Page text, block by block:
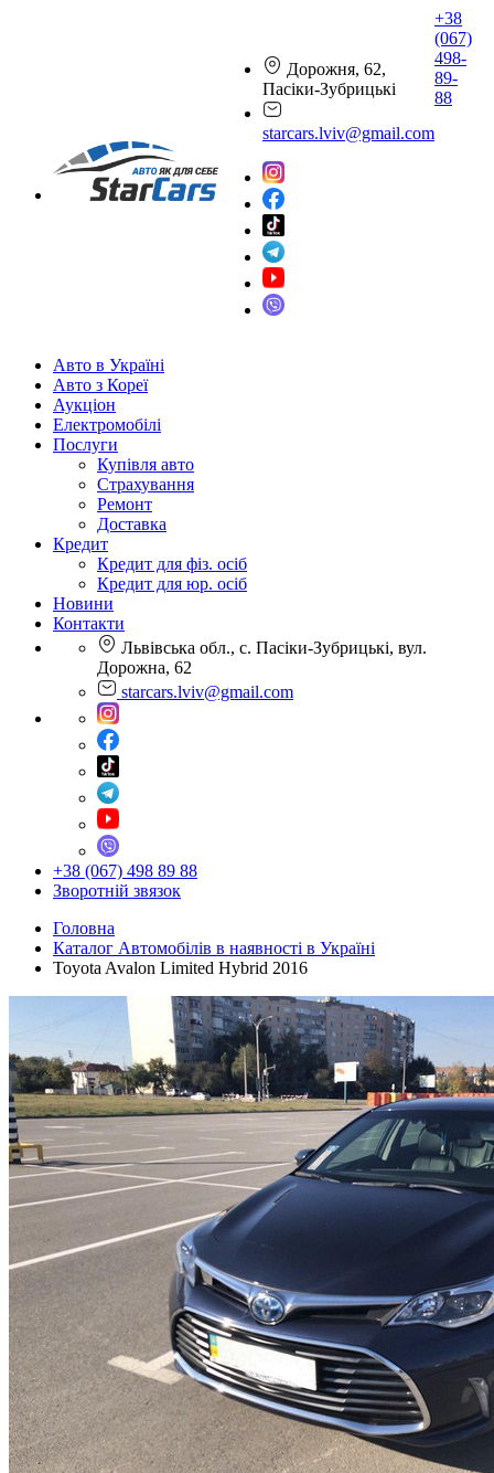
Дорожня, 62,
Пасіки-Зубрицькі
starcars.lviv@gmail.com
+38
(067)
498-
89-
88
Авто в Україні
Авто з Кореї
Аукціон
Електромобілі
Послуги
Купівля авто
Страхування
Ремонт
Доставка
Кредит
Кредит для фіз. осіб
Кредит для юр. осіб
Новини
Контакти
Львівська обл., с. Пасіки-Зубрицькі, вул.
Дорожна, 62
starcars.lviv@gmail.com
+38 (067) 498 89 88
Зворотній звязок
Головна
Каталог Автомобілів в наявності в Україні
Toyota Avalon Limited Hybrid 2016